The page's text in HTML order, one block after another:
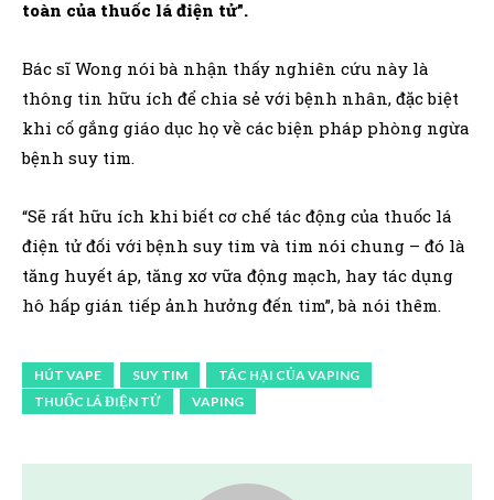
toàn của thuốc lá điện tử”.
Bác sĩ Wong nói bà nhận thấy nghiên cứu này là
thông tin hữu ích để chia sẻ với bệnh nhân, đặc biệt
khi cố gắng giáo dục họ về các biện pháp phòng ngừa
bệnh suy tim.
“Sẽ rất hữu ích khi biết cơ chế tác động của thuốc lá
điện tử đối với bệnh suy tim và tim nói chung – đó là
tăng huyết áp, tăng xơ vữa động mạch, hay tác dụng
hô hấp gián tiếp ảnh hưởng đến tim”, bà nói thêm.
HÚT VAPE SUY TIM
TÁC HẠI CỦA VAPING
THUỐC LÁ ĐIỆN TỬ
VAPING